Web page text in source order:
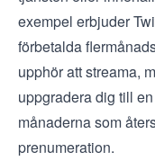
exempel erbjuder
förbetalda
upphör att streama,
uppgradera dig till
månaderna som
prenumeration.